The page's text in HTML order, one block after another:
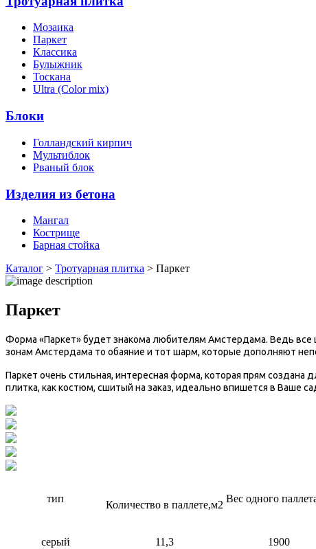
Мозаика
Паркет
Классика
Булыжник
Тоскана
Ultra (Color mix)
Блоки
Голландский кирпич
Мультиблок
Рваный блок
Изделия из бетона
Мангал
Кострище
Барная стойка
Каталог > Тротуарная плитка > Паркет
Паркет
Форма «Паркет» будет знакома любителям Амстердама. Ведь
зонам Амстердама то обаяние и тот шарм, которые дополняют
Паркет очень стильная, интересная форма, которая прям создана
плитка, как костюм, сшитый на заказ, идеально впишется в Ваше
тип
Количество в паллете,м2
Вес одного
серый 11,3 1900